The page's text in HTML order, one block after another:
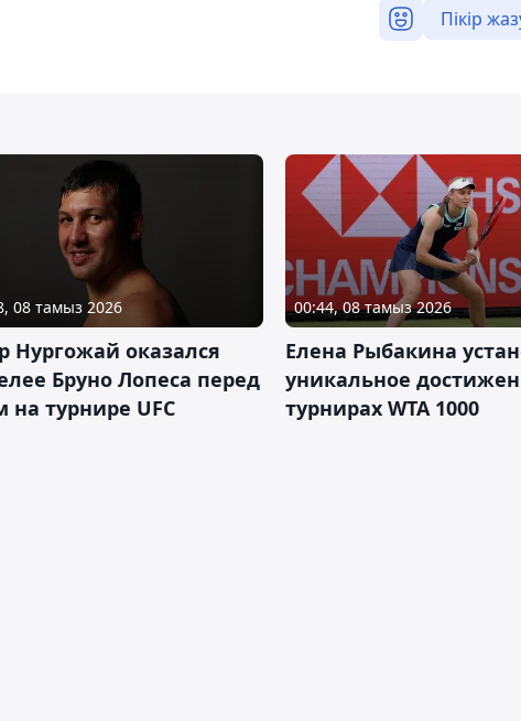
Пікір
08 тамыз 2026
Нургожай оказался
Бруно Лопеса перед
на турнире UFC
00:44, 08 тамыз 2026
Елена Рыбакина
уникальное
турнирах WTA 1000